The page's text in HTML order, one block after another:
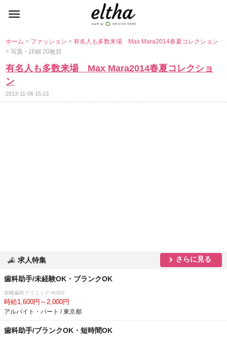
ホーム> ファッション>有名人も多数来場 Max Mara2014春夏コレクション
> 写真・詳細 20枚目
有名人も多数来場 Max Mara2014春夏コレクショ
ン
2013-11-06 15:13
求人特集 さらに見る
歯科助手/未経験OK・ブランクOK
崎歯科クリニック+KIDS
時給1,600円～2,000円
アルバイト・パート / 東京都
歯科助手/ブランクOK・短時間OK